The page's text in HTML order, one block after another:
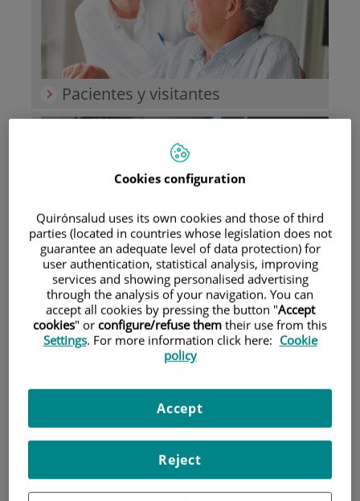
Pacientes y visitantes
Investigación
Docencia
Cookies configuration
Quirónsalud uses its own cookies and those of third
parties (located in countries whose legislation does not
guarantee an adequate level of data protection) for
user authentication, statistical analysis, improving
services and showing personalised advertising
through the analysis of your navigation. You can
accept all cookies by pressing the button "Accept
cookies" or configure/refuse them their use from this
Settings. For more information click here: Cookie
policy
Reject
Accept